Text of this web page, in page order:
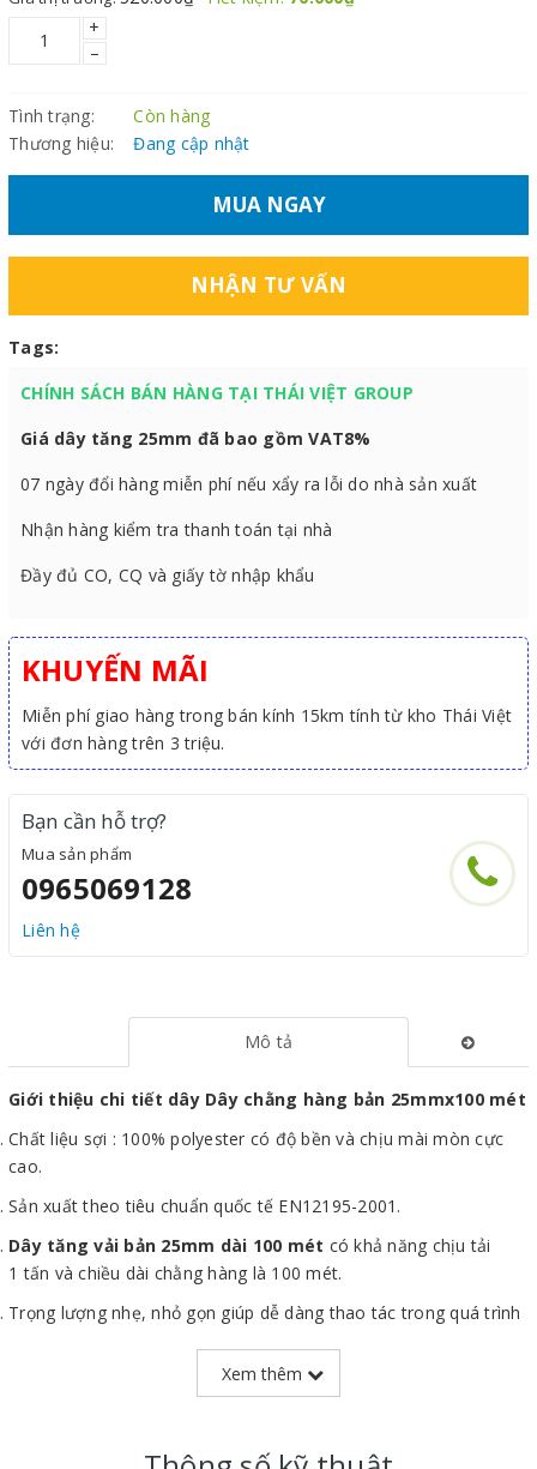
+
–
Tình trạng:
Còn hàng
Thương hiệu:
Đang cập nhật
MUA NGAY
NHẬN TƯ VẤN
Tags:
CHÍNH SÁCH BÁN HÀNG TẠI THÁI VIỆT GROUP
Giá dây tăng 25mm đã bao gồm VAT8%
07 ngày đổi hàng miễn phí nếu xẩy ra lỗi do nhà sản xuất
Nhận hàng kiểm tra thanh toán tại nhà
Đầy đủ CO, CQ và giấy tờ nhập khẩu
KHUYẾN MÃI
Miễn phí giao hàng trong bán kính 15km tính từ kho Thái Việt
với đơn hàng trên 3 triệu.
Bạn cần hỗ trợ?
Mua sản phẩm
0965069128
Liên hệ
Mô tả
Giới thiệu chi tiết dây Dây chằng hàng bản 25mmx100 mét
Chất liệu sợi : 100% polyester có độ bền và chịu mài mòn cực
cao.
Sản xuất theo tiêu chuẩn quốc tế EN12195-2001.
Dây tăng vải bản 25mm dài 100 mét có khả năng chịu tải
1 tấn và chiều dài chằng hàng là 100 mét.
Trọng lượng nhẹ, nhỏ gọn giúp dễ dàng thao tác trong quá trình
Xem thêm